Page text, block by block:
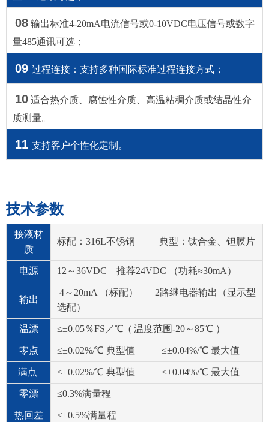
08 输出标准4-20mA电流信号或0-10VDC电压信号或数字
量485通讯可选；
09 过程连接：支持多种国际标准过程连接方式；
10 适合热介质、腐蚀性介质、高温粘稠介质或结晶性介
质测量。
11 支持客户个性化定制。
技术参数
接液材
质
标配：316L不锈钢 典型：钛合金、钽膜片
电源 12～36VDC 推荐24VDC （功耗≈30mA）
输出
4～20mA （标配） 2路继电器输出（显示型
选配）
温漂 ≤±0.05％FS／℃ ( 温度范围-20～85℃ ）
零点 ≤±0.02%/℃ 典型值 ≤±0.04%/℃ 最大值
满点 ≤±0.02%/℃ 典型值 ≤±0.04%/℃ 最大值
零漂 ≤0.3%满量程
热回差 ≤±0.5%满量程